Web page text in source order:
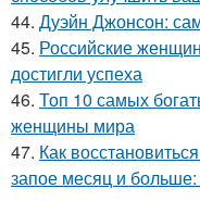
44. Дуэйн Джонсон:
45. Российские
достигли успеха
46. Топ 10 самых
женщины мира
47. Как
запое месяц и больше: